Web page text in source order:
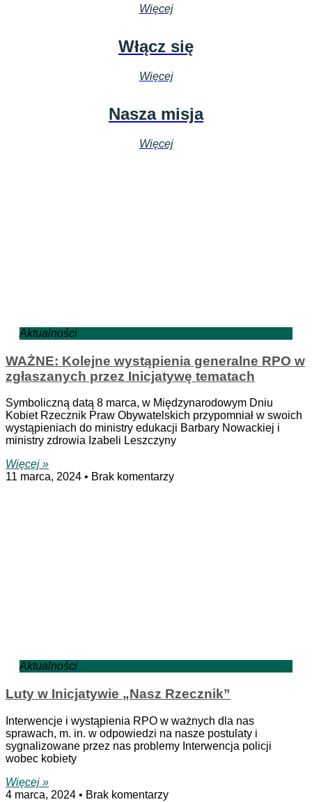
Więcej
Włącz się
Więcej
Nasza misja
Więcej
Aktualności
WAŻNE: Kolejne wystąpienia generalne RPO w
zgłaszanych przez Inicjatywę tematach
Symboliczną datą 8 marca, w Międzynarodowym Dniu
Kobiet Rzecznik Praw Obywatelskich przypomniał w swoich
wystąpieniach do ministry edukacji Barbary Nowackiej i
ministry zdrowia Izabeli Leszczyny
Więcej »
11 marca, 2024
Brak komentarzy
Aktualności
Luty w Inicjatywie „Nasz Rzecznik”
Interwencje i wystąpienia RPO w ważnych dla nas
sprawach, m. in. w odpowiedzi na nasze postulaty i
sygnalizowane przez nas problemy Interwencja policji
wobec kobiety
Więcej »
4 marca, 2024
Brak komentarzy